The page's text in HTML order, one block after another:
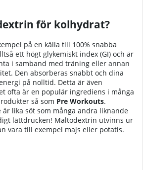
för kolhydrat?
på en källa till 100% snabba
ett högt glykemiskt index (GI) och är
i samband med träning eller annan
Den absorberas snabbt och dina
på nolltid. Detta är även
ofta är en populär ingrediens i många
så som Pre Workouts.
är lika söt som många andra liknande
lättdrucken! Maltodextrin utvinns ur
vara till exempel majs eller potatis.